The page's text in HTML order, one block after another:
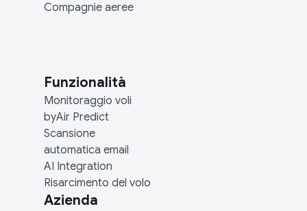
Compagnie aeree
Funzionalità
Monitoraggio voli
byAir Predict
Scansione
automatica email
AI Integration
Risarcimento del volo
Azienda